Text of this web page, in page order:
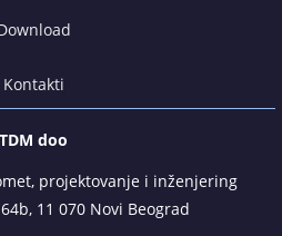
Kontakti
TDM doo
projektovanje i inženjering
11 070 Novi Beograd